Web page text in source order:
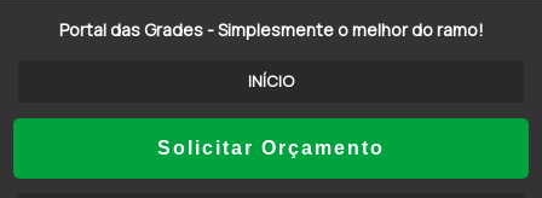
Solicitar Orçamento
ALAMBRADO SOROCABA SOROCABA - SP
ALAMBRADO DE AÇO GALVANIZADO
Portal das Grades - Simplesmente o melhor do ramo!
INÍCIO
SOBRE NÓS